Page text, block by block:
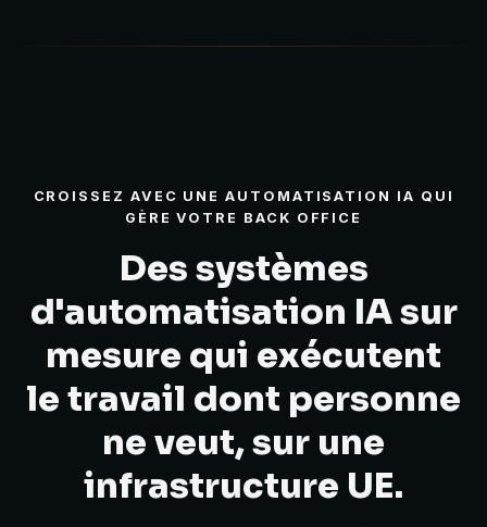
CROISSEZ AVEC UNE AUTOMATISATION IA QUI
GÈRE VOTRE BACK OFFICE
Des systèmes
d'automatisation IA sur
mesure qui exécutent
le travail dont personne
ne veut, sur une
infrastructure UE.